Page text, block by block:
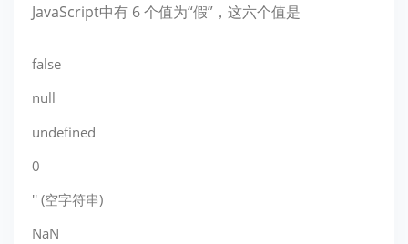
JavaScript中有 6 个值为“假”，这六个值是
false
null
undefined
0
'' (空字符串)
NaN